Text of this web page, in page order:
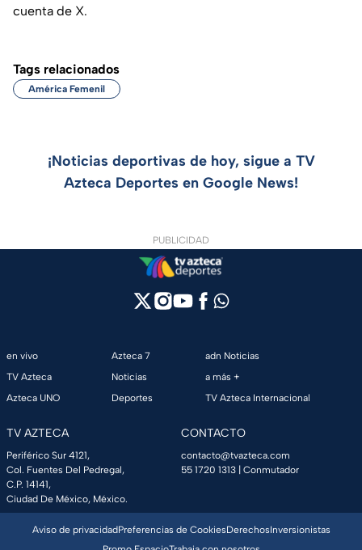
cuenta de X.
Tags relacionados
América Femenil
¡Noticias deportivas de hoy, sigue a TV
Azteca Deportes en Google News!
PUBLICIDAD
en vivo
TV Azteca
Azteca UNO
Azteca 7
Noticias
Deportes
adn Noticias
a más +
TV Azteca Internacional
TV AZTECA
Periférico Sur 4121,
Col. Fuentes Del Pedregal,
C.P. 14141,
Ciudad De México, México.
CONTACTO
contacto@tvazteca.com
55 1720 1313 | Conmutador
Aviso de privacidadPreferencias de CookiesDerechosInversionistas